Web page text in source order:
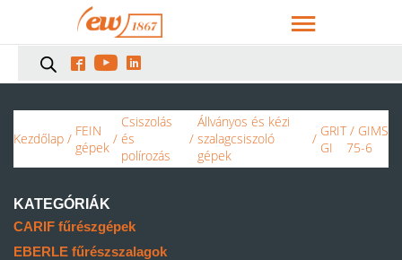
  
Kezdőlap / FEIN
gépek /
Csiszolás
és
polírozás
/
Állványos és kézi
szalagcsiszoló
gépek
/ GRIT
GI
/ GIMS
75-6
KATEGÓRIÁK
CARIF fűrészgépek
EBERLE fűrészszalagok